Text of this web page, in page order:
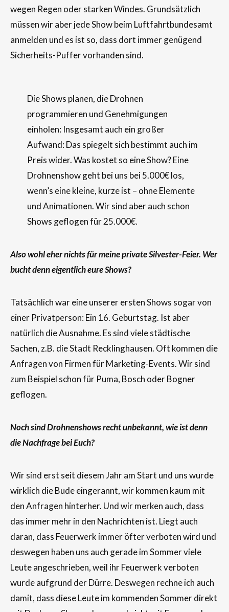
wegen Regen oder starken Windes. Grundsätzlich
müssen wir aber jede Show beim Luftfahrtbundesamt
anmelden und es ist so, dass dort immer genügend
Sicherheits-Puffer vorhanden sind.
Die Shows planen, die Drohnen
programmieren und Genehmigungen
einholen: Insgesamt auch ein großer
Aufwand: Das spiegelt sich bestimmt auch im
Preis wider. Was kostet so eine Show? Eine
Drohnenshow geht bei uns bei 5.000€ los,
wenn’s eine kleine, kurze ist – ohne Elemente
und Animationen. Wir sind aber auch schon
Shows geflogen für 25.000€.
Also wohl eher nichts für meine private Silvester-Feier. Wer
bucht denn eigentlich eure Shows?
Tatsächlich war eine unserer ersten Shows sogar von
einer Privatperson: Ein 16. Geburtstag. Ist aber
natürlich die Ausnahme. Es sind viele städtische
Sachen, z.B. die Stadt Recklinghausen. Oft kommen die
Anfragen von Firmen für Marketing-Events. Wir sind
zum Beispiel schon für Puma, Bosch oder Bogner
geflogen.
Noch sind Drohnenshows recht unbekannt, wie ist denn
die Nachfrage bei Euch?
Wir sind erst seit diesem Jahr am Start und uns wurde
wirklich die Bude eingerannt, wir kommen kaum mit
den Anfragen hinterher. Und wir merken auch, dass
das immer mehr in den Nachrichten ist. Liegt auch
daran, dass Feuerwerk immer öfter verboten wird und
deswegen haben uns auch gerade im Sommer viele
Leute angeschrieben, weil ihr Feuerwerk verboten
wurde aufgrund der Dürre. Deswegen rechne ich auch
damit, dass diese Leute im kommenden Sommer direkt